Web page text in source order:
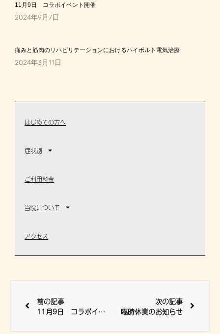
11月9日 コラボイベント開催
2024年9月7日
痛みと筋肉のリハビリテーションにおけるハイボルト電気治療
2024年3月11日
はじめての方へ
症状別
ご利用料金
当院について
アクセス
前の記事
11月9日 コラボイベント開催
次の記事
臨時休業のお知らせ